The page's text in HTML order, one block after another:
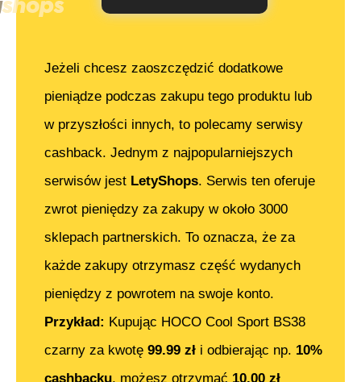
Jeżeli chcesz zaoszczędzić dodatkowe
pieniądze podczas zakupu tego produktu lub
w przyszłości innych, to polecamy serwisy
cashback. Jednym z najpopularniejszych
serwisów jest LetyShops. Serwis ten oferuje
zwrot pieniędzy za zakupy w około 3000
sklepach partnerskich. To oznacza, że za
każde zakupy otrzymasz część wydanych
pieniędzy z powrotem na swoje konto.
Przykład: Kupując HOCO Cool Sport BS38
czarny za kwotę 99.99 zł i odbierając np. 10%
cashbacku, możesz otrzymać 10.00 zł